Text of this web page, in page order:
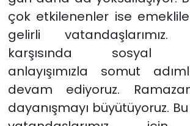
çok etkilenenler ise
gelirli
karşısında sosyal
anlayışımızla somut
devam ediyoruz.
dayanışmayı büyütüyoruz.